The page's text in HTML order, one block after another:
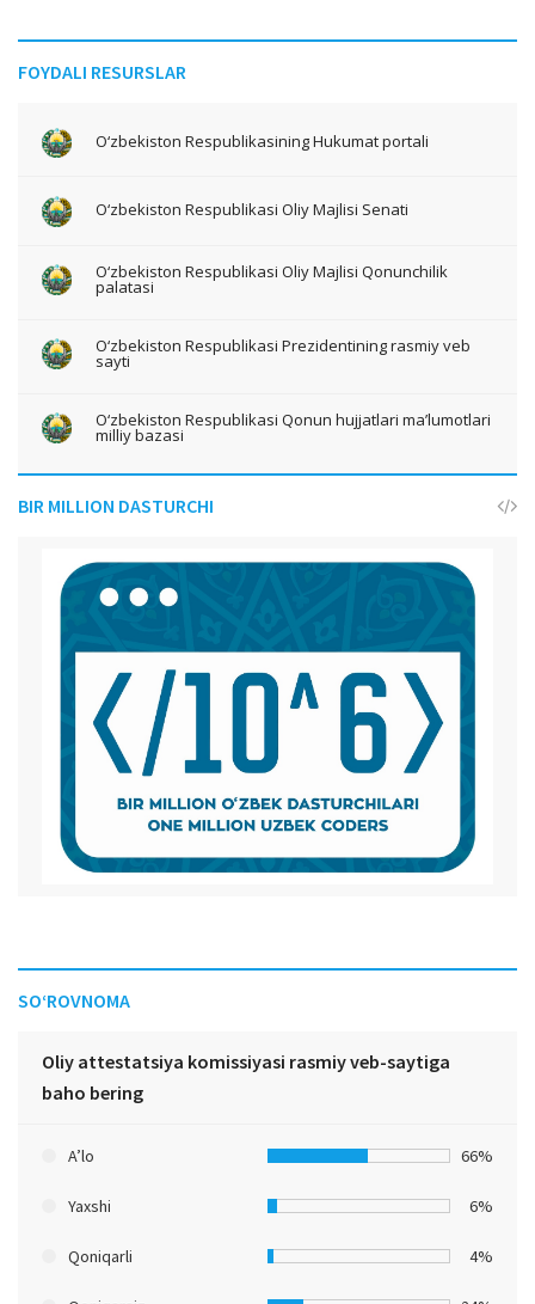
FOYDALI RESURSLAR
O‘zbekiston Respublikasining Hukumat portali
O‘zbekiston Respublikasi Oliy Majlisi Senati
O‘zbekiston Respublikasi Oliy Majlisi Qonunchilik
palatasi
O‘zbekiston Respublikasi Prezidentining rasmiy veb
sayti
O‘zbekiston Respublikasi Qonun hujjatlari ma’lumotlari
milliy bazasi
BIR MILLION DASTURCHI
SO‘ROVNOMA
Oliy attestatsiya komissiyasi rasmiy veb-saytiga
baho bering
A’lo 66%
Yaxshi 6%
Qoniqarli 4%